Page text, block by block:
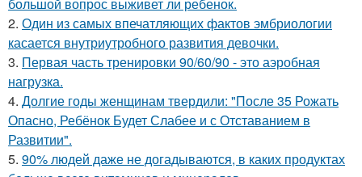
2. Один из самых впечатляющих фактов эмбриологии
касается внутриутробного развития девочки.
3. Первая часть тренировки 90/60/90 - это аэробная
нагрузка.
4. Долгие годы женщинам твердили: "После 35 Рожать
Опасно, Ребёнок Будет Слабее и с Отставанием в
Развитии".
5. 90% людей даже не догадываются, в каких продуктах